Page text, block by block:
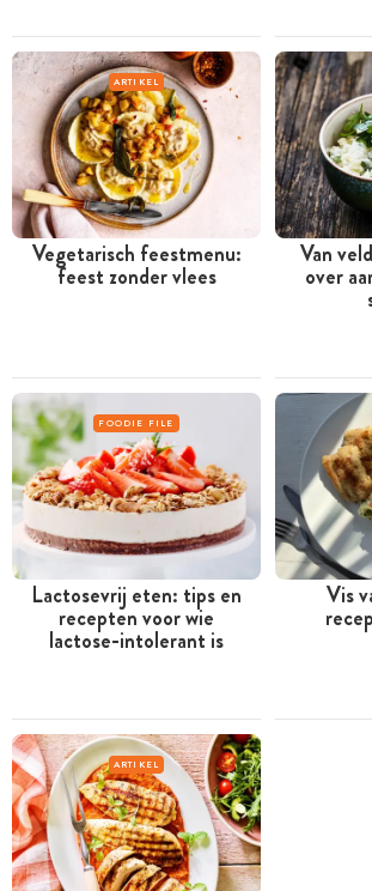
ARTIKEL
Vegetarisch feestmenu:
feest zonder vlees
Van
over
FOODIE FILE
Lactosevrij eten: tips en
recepten voor wie
lactose-intolerant is
Vis
ARTIKEL